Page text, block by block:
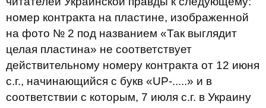
номер контракта на пластине, изображенной
на фото № 2 под названием «Так выглядит
целая пластина» не соответствует
действительному номеру контракта от 12 июня
с.г., начинающийся с букв «UP-.....» и в
соответствии с которым, 7 июля с.г. в Украину